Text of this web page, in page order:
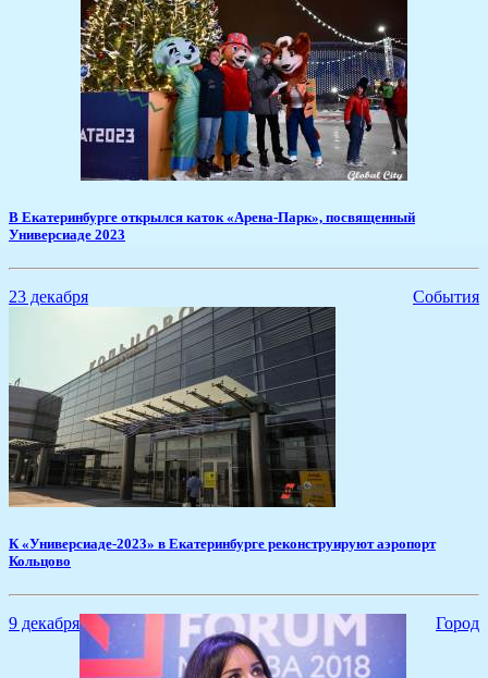
​В Екатеринбурге открылся каток «Арена-Парк», посвященный
Универсиаде 2023
23 декабря События
К «Универсиаде-2023» в Екатеринбурге реконструируют аэропорт
Кольцово
9 декабря Город